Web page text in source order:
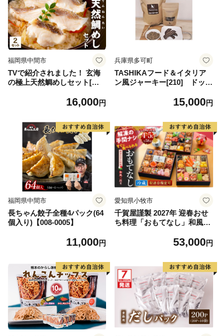
福岡県中間市
TVで紹介されました！ 玄海
の極上天然鯛めしセット[鯛
だし]×2【010-0002】16,000円
兵庫県多可町
TASHIKAフード＆イタリア
ン風ジャーキー[210] ドッグ
15,000円
福岡県中間市
長ちゃん餃子全種4パック(64
個入り)【008-0005】
11,000円
愛知県小牧市
千賀屋謹製 2027年 迎春おせ
ち料理「おもてなし」和風三
53,000円